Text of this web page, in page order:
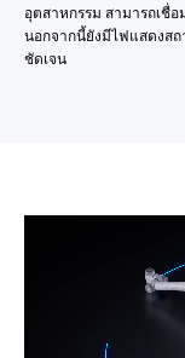
อุตสาหกรรม สามารถเชื่
นอกจากนี้ยังมีไฟแสดงสถ
ชัดเจน